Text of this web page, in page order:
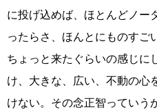
に投げ込めば、ほとんどノー
ったらさ、ほんとにものすご
ちょっと来たぐらいの感じに
け、大きな、広い、不動の心
けない。その念正智っていう